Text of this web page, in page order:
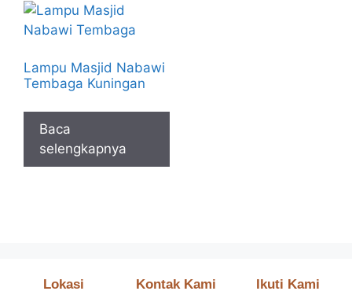
Lampu Masjid Nabawi
Tembaga Kuningan
Baca
selengkapnya
Lokasi Kontak Kami Ikuti Kami